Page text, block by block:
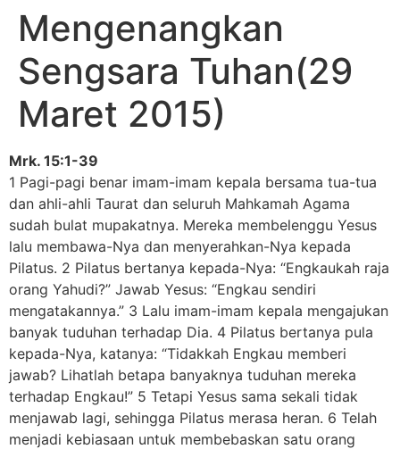
Mengenangkan
Sengsara Tuhan(29
Maret 2015)
Mrk. 15:1-39
1 Pagi-pagi benar imam-imam kepala bersama tua-tua
dan ahli-ahli Taurat dan seluruh Mahkamah Agama
sudah bulat mupakatnya. Mereka membelenggu Yesus
lalu membawa-Nya dan menyerahkan-Nya kepada
Pilatus. 2 Pilatus bertanya kepada-Nya: “Engkaukah raja
orang Yahudi?” Jawab Yesus: “Engkau sendiri
mengatakannya.” 3 Lalu imam-imam kepala mengajukan
banyak tuduhan terhadap Dia. 4 Pilatus bertanya pula
kepada-Nya, katanya: “Tidakkah Engkau memberi
jawab? Lihatlah betapa banyaknya tuduhan mereka
terhadap Engkau!” 5 Tetapi Yesus sama sekali tidak
menjawab lagi, sehingga Pilatus merasa heran. 6 Telah
menjadi kebiasaan untuk membebaskan satu orang